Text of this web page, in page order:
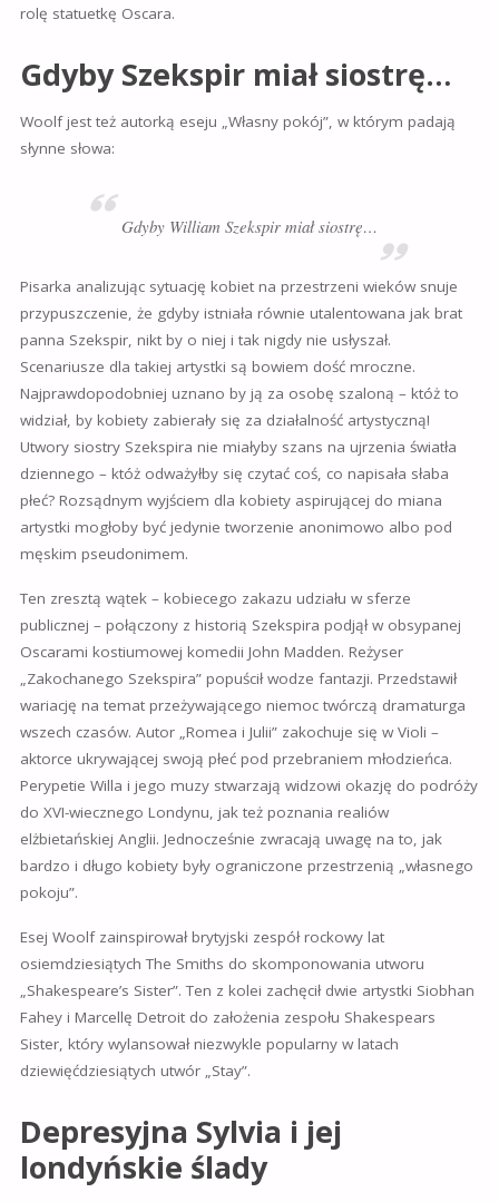
rolę statuetkę Oscara.
Gdyby Szekspir miał siostrę…
Woolf jest też autorką eseju „Własny pokój”, w którym padają
słynne słowa:
Gdyby William Szekspir miał siostrę…
Pisarka analizując sytuację kobiet na przestrzeni wieków snuje
przypuszczenie, że gdyby istniała równie utalentowana jak brat
panna Szekspir, nikt by o niej i tak nigdy nie usłyszał.
Scenariusze dla takiej artystki są bowiem dość mroczne.
Najprawdopodobniej uznano by ją za osobę szaloną – któż to
widział, by kobiety zabierały się za działalność artystyczną!
Utwory siostry Szekspira nie miałyby szans na ujrzenia światła
dziennego – któż odważyłby się czytać coś, co napisała słaba
płeć? Rozsądnym wyjściem dla kobiety aspirującej do miana
artystki mogłoby być jedynie tworzenie anonimowo albo pod
męskim pseudonimem.
Ten zresztą wątek – kobiecego zakazu udziału w sferze
publicznej – połączony z historią Szekspira podjął w obsypanej
Oscarami kostiumowej komedii John Madden. Reżyser
„Zakochanego Szekspira” popuścił wodze fantazji. Przedstawił
wariację na temat przeżywającego niemoc twórczą dramaturga
wszech czasów. Autor „Romea i Julii” zakochuje się w Violi –
aktorce ukrywającej swoją płeć pod przebraniem młodzieńca.
Perypetie Willa i jego muzy stwarzają widzowi okazję do podróży
do XVI-wiecznego Londynu, jak też poznania realiów
elżbietańskiej Anglii. Jednocześnie zwracają uwagę na to, jak
bardzo i długo kobiety były ograniczone przestrzenią „własnego
pokoju”.
Esej Woolf zainspirował brytyjski zespół rockowy lat
osiemdziesiątych The Smiths do skomponowania utworu
„Shakespeare’s Sister”. Ten z kolei zachęcił dwie artystki Siobhan
Fahey i Marcellę Detroit do założenia zespołu Shakespears
Sister, który wylansował niezwykle popularny w latach
dziewięćdziesiątych utwór „Stay”.
Depresyjna Sylvia i jej
londyńskie ślady